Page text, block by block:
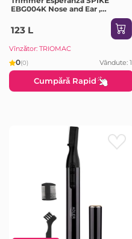
EBG004K Nose and Ear ,
Stainless steel blade gently
trims hair from nose and ears.
Ergonomic design, Power
123 L
Vînzător: TRIOMAC
0(0) Vândute: 1
Cumpără Rapid